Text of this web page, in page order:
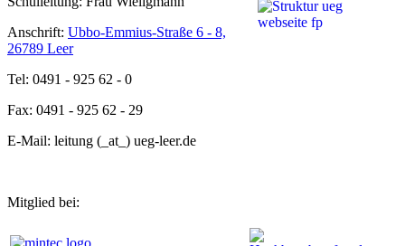
Anschrift: Ubbo-Emmius-Straße 6 - 8,
26789 Leer
Tel: 0491 - 925 62 - 0
Fax: 0491 - 925 62 - 29
E-Mail: leitung (_at_) ueg-leer.de
Mitglied bei: